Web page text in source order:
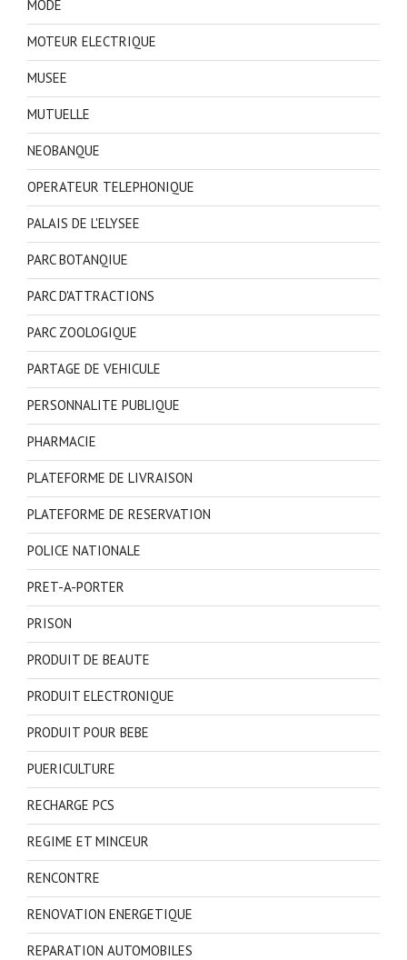
MODE
MOTEUR ELECTRIQUE
MUSEE
MUTUELLE
NEOBANQUE
OPERATEUR TELEPHONIQUE
PALAIS DE L'ELYSEE
PARC BOTANQIUE
PARC D'ATTRACTIONS
PARC ZOOLOGIQUE
PARTAGE DE VEHICULE
PERSONNALITE PUBLIQUE
PHARMACIE
PLATEFORME DE LIVRAISON
PLATEFORME DE RESERVATION
POLICE NATIONALE
PRET-A-PORTER
PRISON
PRODUIT DE BEAUTE
PRODUIT ELECTRONIQUE
PRODUIT POUR BEBE
PUERICULTURE
RECHARGE PCS
REGIME ET MINCEUR
RENCONTRE
RENOVATION ENERGETIQUE
REPARATION AUTOMOBILES